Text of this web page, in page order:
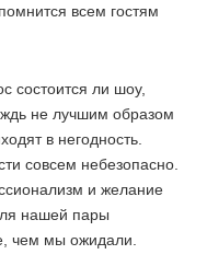
всем гостям
состоится ли шоу,
не лучшим образом
в негодность.
совсем небезопасно.
и желание
нашей пары
чем мы ожидали.